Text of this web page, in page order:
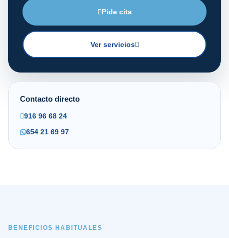
Pide cita
Ver servicios
Contacto directo
916 96 68 24
654 21 69 97
BENEFICIOS HABITUALES